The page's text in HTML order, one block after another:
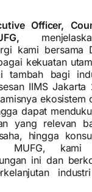
Officer,
kami bersama
kekuatan
tambah bagi
IIMS
ekosistem
dapat
yang relevan
hingga
MUFG,
ini dan